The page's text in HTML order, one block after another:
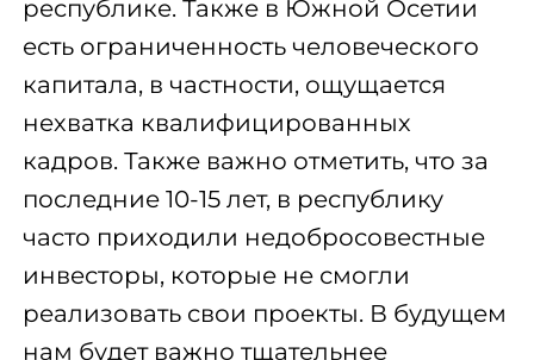
республике. Также в Южной Осетии
есть ограниченность человеческого
капитала, в частности, ощущается
нехватка квалифицированных
кадров. Также важно отметить, что за
последние 10-15 лет, в республику
часто приходили недобросовестные
инвесторы, которые не смогли
реализовать свои проекты. В будущем
нам будет важно тщательнее